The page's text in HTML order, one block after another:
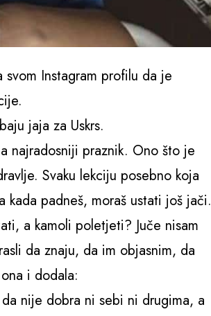
Instagram profilu da je
jaja za Uskrs.
najradosniji praznik. Ono što je
Svaku lekciju posebno koja
kada padneš, moraš ustati još jači.
a kamoli poletjeti? Juče nisam
da znaju, da im objasnim, da
i dodala:
nije dobra ni sebi ni drugima, a